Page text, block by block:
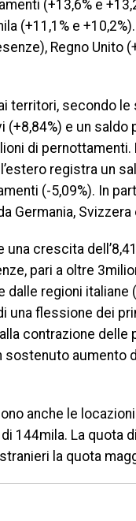
(+13,6% e
(+11,1% e
Regno Unito
territori, secondo
(+8,84%) e un
di pernottamenti.
registra un
(-5,09%). In
Germania, Svizzera
una crescita
pari a oltre
dalle regioni
una flessione dei
contrazione delle
sostenuto aumento
anche le
144mila. La quota
la quota